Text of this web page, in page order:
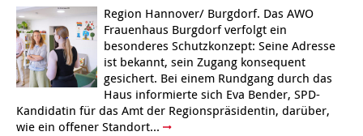
Region Hannover/ Burgdorf. Das AWO
Frauenhaus Burgdorf verfolgt ein
besonderes Schutzkonzept: Seine Adresse
ist bekannt, sein Zugang konsequent
gesichert. Bei einem Rundgang durch das
Haus informierte sich Eva Bender, SPD-
Kandidatin für das Amt der Regionspräsidentin, darüber,
wie ein offener Standort...